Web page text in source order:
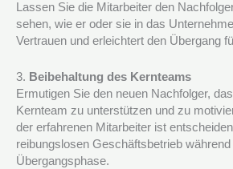
Lassen Sie die Mitarbeiter den
sehen, wie er oder sie in das
Vertrauen und erleichtert den Übergang
3. Beibehaltung des Kernteams
Ermutigen Sie den neuen Nachfolger,
Kernteam zu unterstützen und zu
der erfahrenen Mitarbeiter ist
reibungslosen Geschäftsbetrieb
Übergangsphase.